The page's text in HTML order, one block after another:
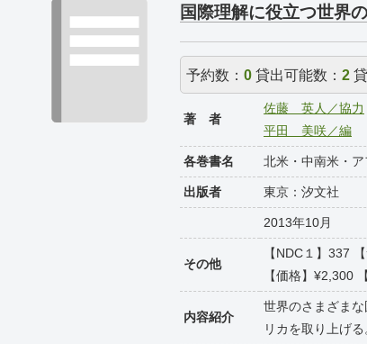
国際理解に役立つ世界
予約数：0 貸出可能数：2
著 者
佐藤 英人／協力
平田 美咲／編
各巻書名 北米・中南米・ア
出版者 東京：汐文社
2013年10月
その他
【NDC１】337
【価格】¥2,300
内容紹介
世界のさまざま
リカを取り上げる